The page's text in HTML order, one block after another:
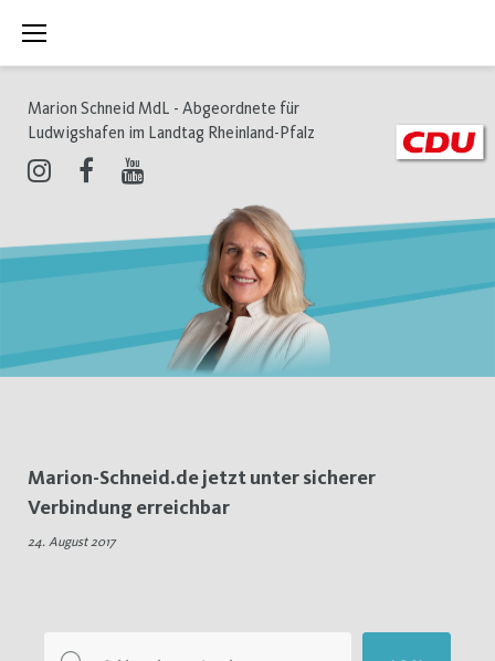
Inhalt
Marion Schneid MdL - Abgeordnete für
Ludwigshafen im Landtag Rheinland-Pfalz
Schlagwort:
SSL
Marion-Schneid.de jetzt unter sicherer
Verbindung erreichbar
24. August 2017